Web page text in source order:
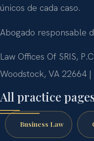
únicos de cada caso.
Abogado responsable
Law Offices Of SRIS,
Woodstock, VA 22664 |
All practice
Business Law